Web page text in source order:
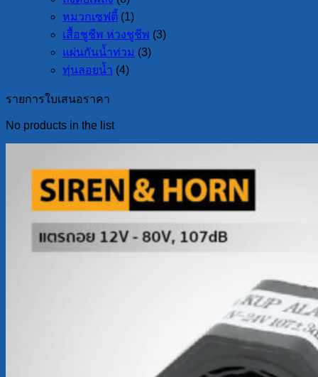
หมวกเซฟตี้ (1)
เสื้อชูชีพ ห่วงชูชีพ (3)
แผ่นกันน้ำท่วม (3)
ทุ่นลอยน้ำ (4)
รายการใบเสนอราคา
No products in the list